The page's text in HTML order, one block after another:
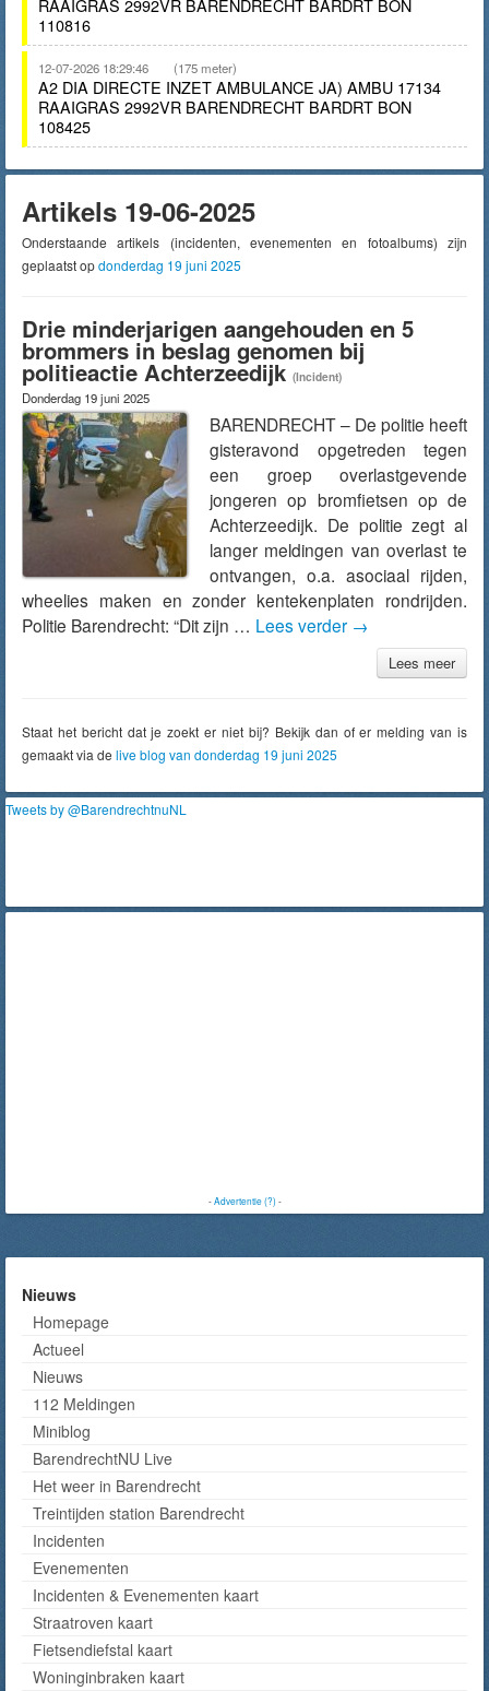
RAAIGRAS 2992VR BARENDRECHT BARDRT BON
110816
12-07-2026 18:29:46 (175 meter)
A2 DIA DIRECTE INZET AMBULANCE JA) AMBU 17134
RAAIGRAS 2992VR BARENDRECHT BARDRT BON
108425
Artikels 19-06-2025
Onderstaande artikels (incidenten, evenementen en fotoalbums) zijn
geplaatst opdonderdag 19 juni 2025
Drie minderjarigen aangehouden en 5
brommers in beslag genomen bij
politieactie Achterzeedijk (Incident)
Donderdag 19 juni 2025
BARENDRECHT – De politie heeft
gisteravond opgetreden tegen
een groep overlastgevende
jongeren op bromfietsen op de
Achterzeedijk. De politie zegt al
langer meldingen van overlast te
ontvangen, o.a. asociaal rijden,
wheelies maken en zonder kentekenplaten rondrijden.
Politie Barendrecht: “Dit zijn … Lees verder →
Lees meer
Staat het bericht dat je zoekt er niet bij? Bekijk dan of er melding van is
gemaakt via de live blog van donderdag 19 juni 2025
Tweets by @BarendrechtnuNL
-Advertentie (?)-
Nieuws
Homepage
Actueel
Nieuws
112 Meldingen
Miniblog
BarendrechtNU Live
Het weer in Barendrecht
Treintijden station Barendrecht
Incidenten
Evenementen
Incidenten & Evenementen kaart
Straatroven kaart
Fietsendiefstal kaart
Woninginbraken kaart